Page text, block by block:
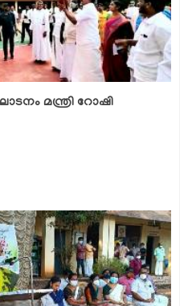
മന്ത്രി റോഷി